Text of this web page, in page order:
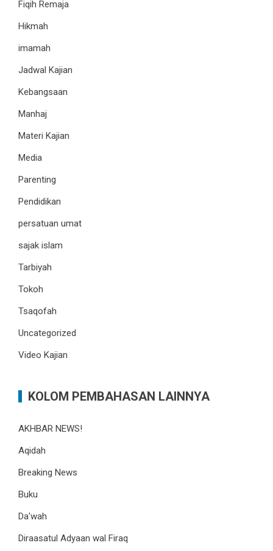
Fiqih Remaja
Hikmah
imamah
Jadwal Kajian
Kebangsaan
Manhaj
Materi Kajian
Media
Parenting
Pendidikan
persatuan umat
sajak islam
Tarbiyah
Tokoh
Tsaqofah
Uncategorized
Video Kajian
KOLOM PEMBAHASAN LAINNYA
AKHBAR NEWS!
Aqidah
Breaking News
Buku
Da'wah
Diraasatul Adyaan wal Firaq